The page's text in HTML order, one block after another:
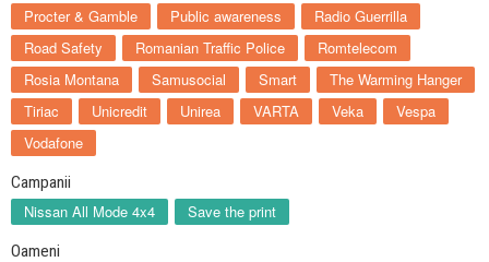
Procter & Gamble
Public awareness
Radio Guerrilla
Road Safety
Romanian Traffic Police
Romtelecom
Rosia Montana
Samusocial Smart
The Warming Hanger
Tiriac
Unicredit Unirea VARTA Veka
Vespa
Vodafone
Campanii
Nissan All Mode 4x4 Save the print
Oameni